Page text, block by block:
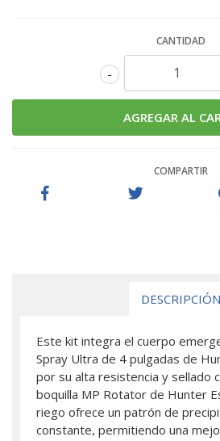
CANTIDAD
-
COMPARTIR
DESCRIPCIÓN
Este kit integra el cuerpo
Spray Ultra de 4 pulgadas de
por su alta resistencia y sellado
boquilla MP Rotator de Hunter
riego ofrece un patrón de
constante, permitiendo una